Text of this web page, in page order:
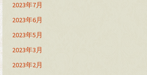
2023年7月
2023年6月
2023年5月
2023年3月
2023年2月